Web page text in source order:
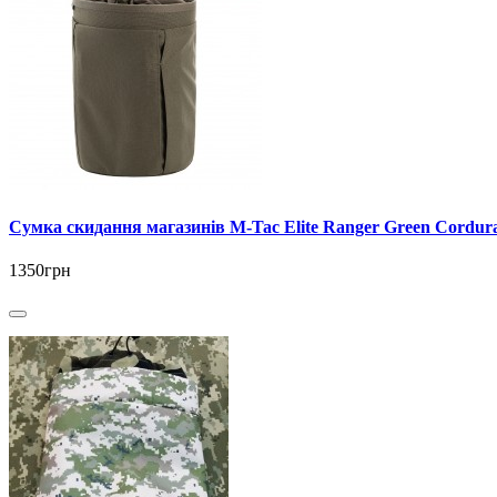
Сумка скидання магазинів M-Tac Elite Ranger Green
1350грн